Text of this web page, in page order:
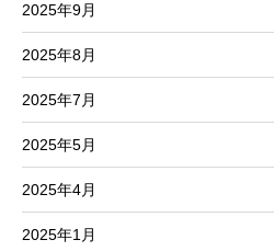
2025年9月
2025年8月
2025年7月
2025年5月
2025年4月
2025年1月